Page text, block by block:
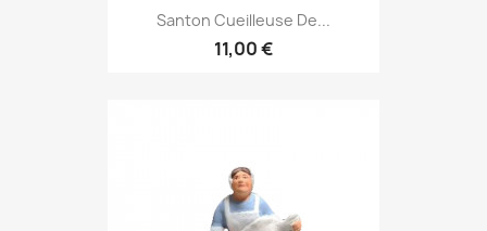
Santon Cueilleuse De...
11,00 €